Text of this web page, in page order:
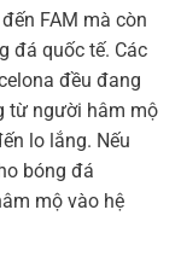
FAM mà còn
đá quốc tế. Các
đều đang
từ người hâm mộ
lo lắng. Nếu
bóng đá
mộ vào hệ